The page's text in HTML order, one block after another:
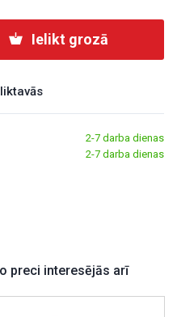
Ielikt grozā
2-7 darba dienas
2-7 darba dienas
preci interesējās arī